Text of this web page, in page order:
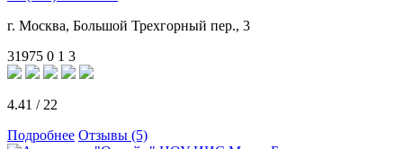
г. Москва, Большой Трехгорный пер., 3
31975 0 1 3
4.41 / 22
Подробнее Отзывы (5)